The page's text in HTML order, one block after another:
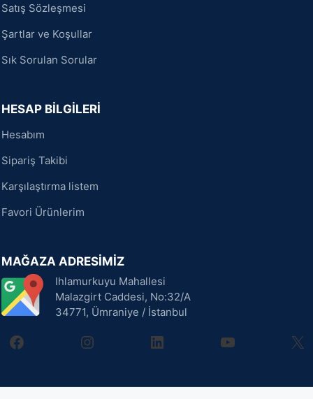
Satış Sözleşmesi
Şartlar ve Koşullar
Sık Sorulan Sorular
HESAP BİLGİLERİ
Hesabım
Sipariş Takibi
Karşılaştırma listem
Favori Ürünlerim
MAĞAZA ADRESİMİZ
Ihlamurkuyu Mahallesi
Malazgirt Caddesi, No:32/A
34771, Ümraniye / İstanbul
facebookinstagramlinkedin youtube X